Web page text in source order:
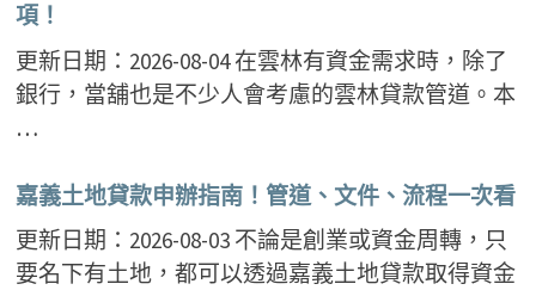
項！
更新日期：2026-08-04 在雲林有資金需求時，除了
銀行，當舖也是不少人會考慮的雲林貸款管道。本
…
嘉義土地貸款申辦指南！管道、文件、流程一次看
更新日期：2026-08-03 不論是創業或資金周轉，只
要名下有土地，都可以透過嘉義土地貸款取得資金